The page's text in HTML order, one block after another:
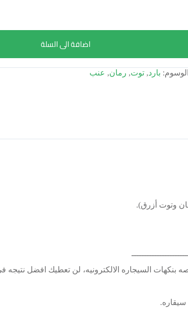
اضافة الى السلة
الوسوم: بارد, توت, رمان, عنب
وتوت أزرق).
بنكهات السيجاره الالكترونيه، لن تعطيك افضل